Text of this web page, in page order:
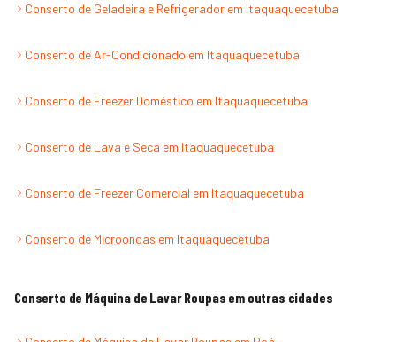
Conserto de Geladeira e Refrigerador em Itaquaquecetuba
Conserto de Ar-Condicionado em Itaquaquecetuba
Conserto de Freezer Doméstico em Itaquaquecetuba
Conserto de Lava e Seca em Itaquaquecetuba
Conserto de Freezer Comercial em Itaquaquecetuba
Conserto de Microondas em Itaquaquecetuba
Conserto de Máquina de Lavar Roupas em outras cidades